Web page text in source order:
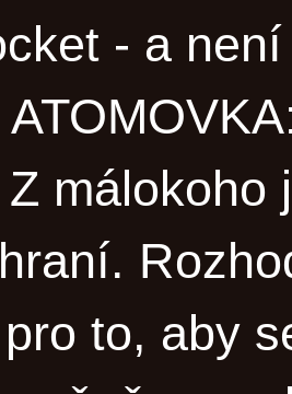
- a
málokoho
to, aby